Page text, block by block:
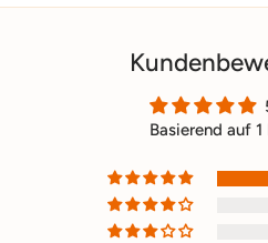
Basierend auf